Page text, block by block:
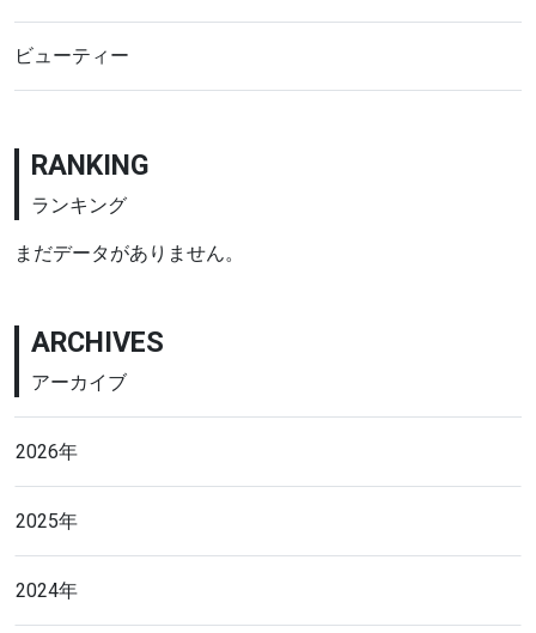
ビューティー
RANKING
ランキング
まだデータがありません。
ARCHIVES
アーカイブ
2026年
2025年
2024年